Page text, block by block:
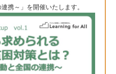
携～」を開催いたします。